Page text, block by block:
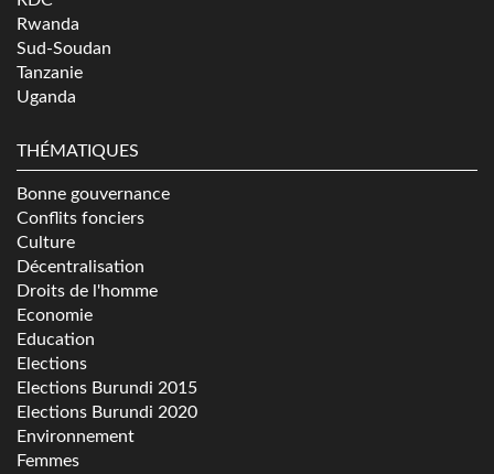
Rwanda
Sud-Soudan
Tanzanie
Uganda
THÉMATIQUES
Bonne gouvernance
Conflits fonciers
Culture
Décentralisation
Droits de l'homme
Economie
Education
Elections
Elections Burundi 2015
Elections Burundi 2020
Environnement
Femmes